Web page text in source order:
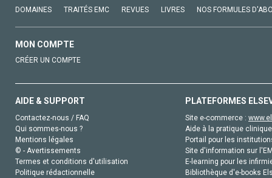
DOMAINES TRAITÉS EMC REVUES LIVRES NOS FORMULES
MON COMPTE
CRÉER UN COMPTE
AIDE & SUPPORT
Contactez-nous / FAQ
Qui sommes-nous ?
Mentions légales
© - Avertissements
Termes et conditions d'utilisation
Politique rédactionnelle
PLATEFORMES
Site e-commerce :
Aide à la pratique
Portail pour les
Site d'information sur
E-learning pour les
Bibliothèque d'e-books